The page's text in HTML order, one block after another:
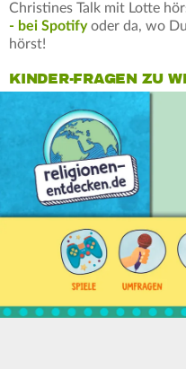
Christines Talk mit Lotte
- bei Spotifyoder da, wo
hörst!
KINDER-FRAGEN ZU